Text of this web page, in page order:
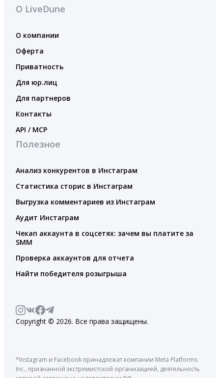
О LiveDune
О компании
Оферта
Приватность
Для юр.лиц
Для партнеров
Контакты
API / MCP
Полезное
Анализ конкурентов в Инстаграм
Статистика сторис в Инстаграм
Выгрузка комментариев из Инстаграм
Аудит Инстаграм
Чекап аккаунта в соцсетях: зачем вы платите за
SMM
Проверка аккаунтов для отчета
Найти победителя розыгрыша
Copyright © 2026. Все права защищены.
*Instagram и Facebook принадлежат компании Meta Platforms
Inc., признанной экстремистской организацией, деятельность